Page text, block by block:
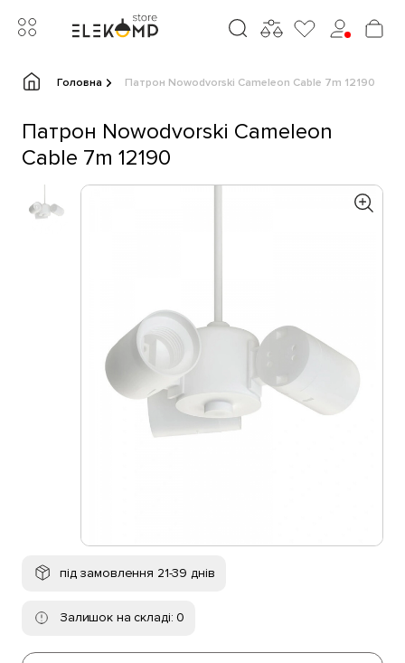
Головна Патрон Nowodvorski Cameleon Cable 7m 12190
Патрон Nowodvorski Cameleon
Cable 7m 12190
під замовлення 21-39 днів
Залишок на складі: 0